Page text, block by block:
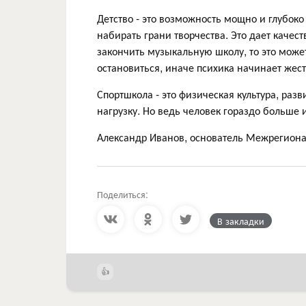
Детство - это возможность мощно и
набирать грани творчества. Это дает
закончить музыкальную школу, то это
остановиться, иначе психика начинает
Спортшкола - это физическая культура,
нагрузку. Но ведь человек гораздо больше
Александр Иванов, основатель
Поделиться:
В закладки